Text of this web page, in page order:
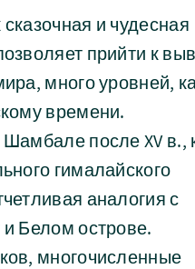
и чудесная
прийти к
много уровней,
времени.
после XV в.,
гималайского
аналогия с
Белом острове.
многочисленные